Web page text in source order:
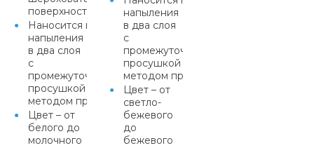
поверхность
Наносится методом
напыления
в два слоя
с
промежуточной
просушкой или
методом протяжки
Цвет – от
белого до
молочного
напыления
в два слоя
с
промежуточной
просушкой или
методом протяжки
Цвет – от
светло-
бежевого
до
бежевого